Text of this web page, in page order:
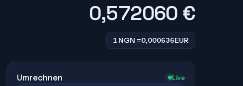
0,572060 €
1 NGN =0,000636EUR
Umrechnen Live